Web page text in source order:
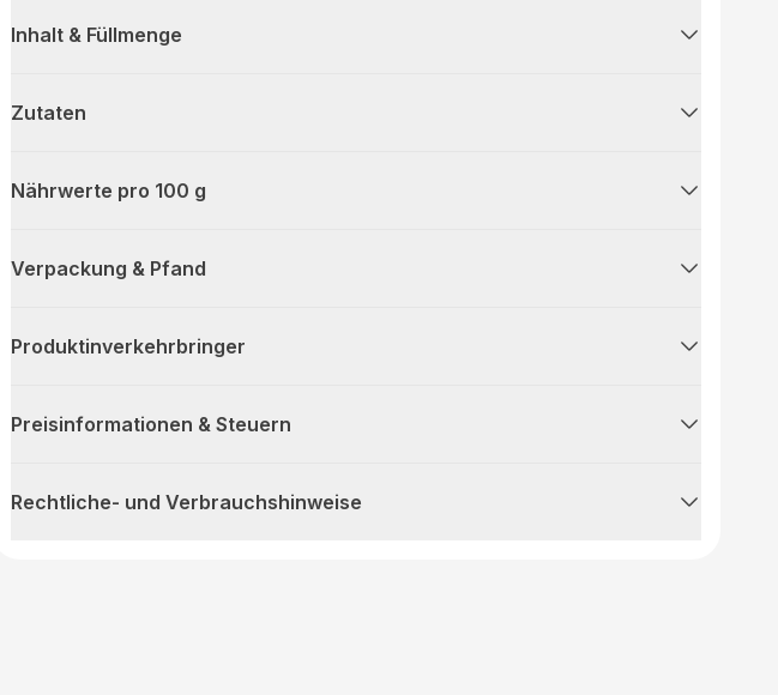
Inhalt & Füllmenge
Zutaten
Nährwerte pro 100 g
Verpackung & Pfand
Produktinverkehrbringer
Preisinformationen & Steuern
Rechtliche- und Verbrauchshinweise